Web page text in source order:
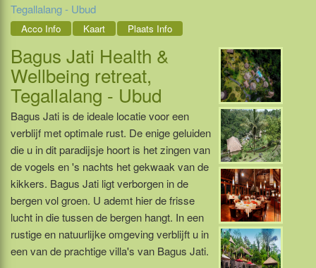
Tegallalang - Ubud
Acco Info Kaart Plaats Info
Bagus Jati Health &
Wellbeing retreat,
Tegallalang - Ubud
Bagus Jati is de ideale locatie voor een
verblijf met optimale rust. De enige geluiden
die u in dit paradijsje hoort is het zingen van
de vogels en 's nachts het gekwaak van de
kikkers. Bagus Jati ligt verborgen in de
bergen vol groen. U ademt hier de frisse
lucht in die tussen de bergen hangt. In een
rustige en natuurlijke omgeving verblijft u in
een van de prachtige villa's van Bagus Jati.